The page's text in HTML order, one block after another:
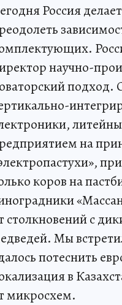
Россия
научно-
подход.
на
коров на
столкновений с
Мы
потеснить
в
микросхем.